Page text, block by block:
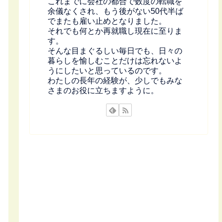
余儀なくされ、もう後がない50代半ば
でまたも雇い止めとなりました。
それでも何とか再就職し現在に至りま
す。
そんな目まぐるしい毎日でも、日々の
暮らしを愉しむことだけは忘れないよ
うにしたいと思っているのです。
わたしの長年の経験が、少しでもみな
さまのお役に立ちますように。